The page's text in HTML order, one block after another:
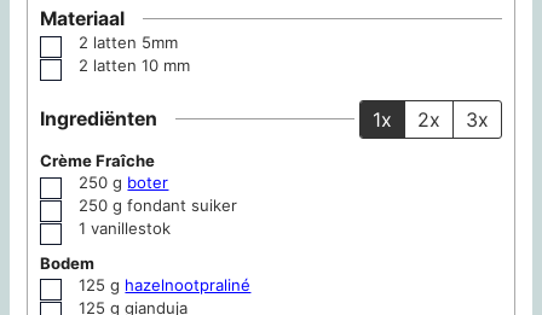
Materiaal
▢
2 latten 5mm
▢
2 latten10 mm
Ingrediënten 1x 2x 3x
Crème Fraîche
▢
250 g boter
▢
250 g fondant suiker
▢
1 vanillestok
Bodem
▢
125 g hazelnootpraliné
▢
125 g gianduja